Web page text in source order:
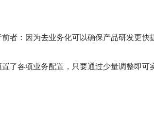
者：因为去业务化可以确保产品研发更快
了各项业务配置，只要通过少量调整即可